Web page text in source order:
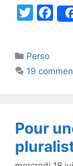
T
er
F
a
b
k
Catégories
Perso
19
Pour